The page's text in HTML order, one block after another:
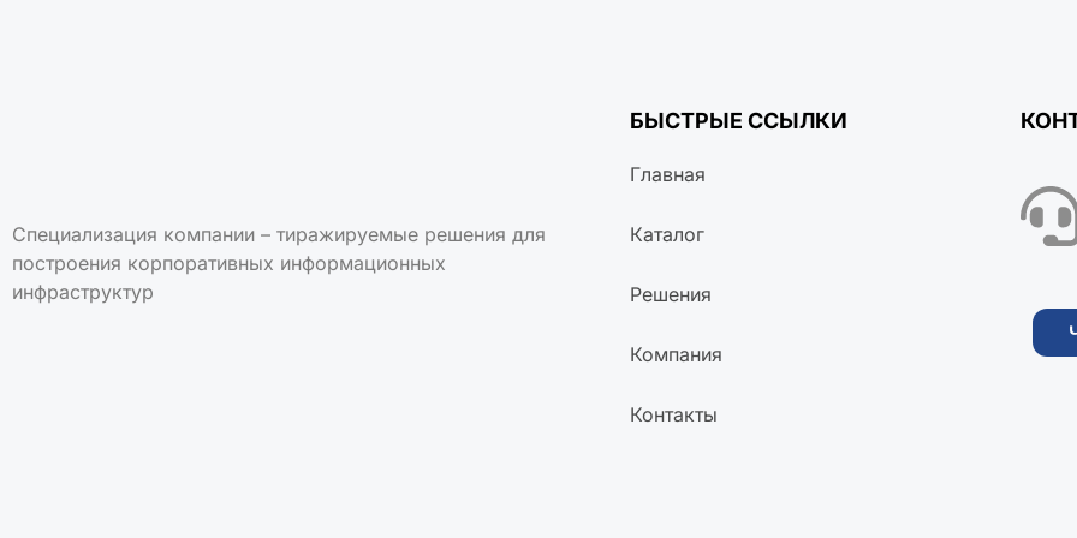
Специализация компании – тиражируемые решения для
построения корпоративных информационных
инфраструктур
БЫСТРЫЕ ССЫЛКИ
Главная
Каталог
Решения
Компания
Контакты